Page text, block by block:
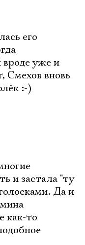
его
уже и
Смехов вновь
:-)
и застала "ту
Да и
как-то